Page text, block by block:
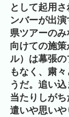
として起用
ンバーが出
県ツアーの
向けての施
ル）は幕張
もなく、粛
うだ。追い
当たりしが
遣いや思い